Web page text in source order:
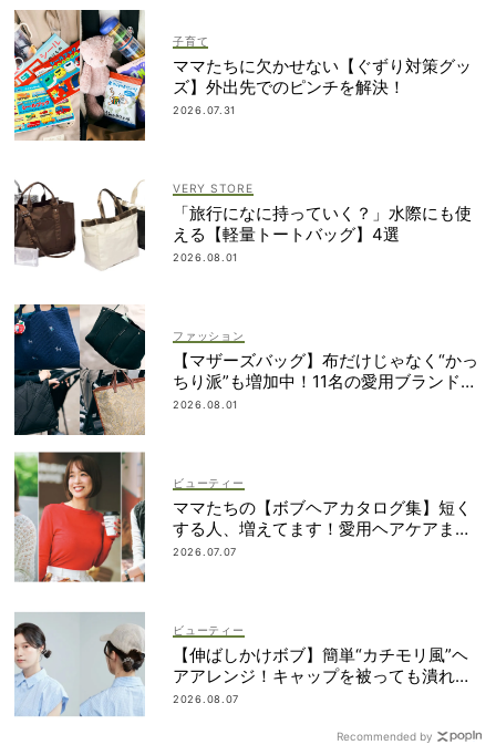
子育て
ママたちに欠かせない【ぐずり対策グッ
ズ】外出先でのピンチを解決！
2026.07.31
VERY STORE
「旅行になに持っていく？」水際にも使
える【軽量トートバッグ】4選
2026.08.01
ファッション
【マザーズバッグ】布だけじゃなく“かっ
ちり派”も増加中！11名の愛用ブランド
は？
2026.08.01
ビューティー
ママたちの【ボブヘアカタログ集】短く
する人、増えてます！愛用ヘアケアまで
全部見せ
2026.07.07
ビューティー
【伸ばしかけボブ】簡単“カチモリ風”ヘ
アアレンジ！キャップを被っても潰れな
い
2026.08.07
Recommended by